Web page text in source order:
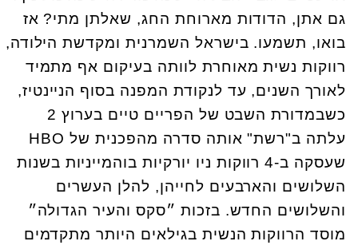
גם אתן, הדודות מארוחת החג, שאלתן מתי? אז
בואו, תשמעו. בישראל השמרנית ומקדשת הילודה,
רווקות נשית מאוחרת לוותה בעיקום אף מתמיד
לאורך השנים, עד לנקודת המפנה בסוף הניינטיז,
כשבמדורת השבט של הפריים טיים בערוץ 2
עלתה ב"רשת" אותה סדרה מהפכנית של HBO
שעסקה ב-4 רווקות ניו יורקיות בוהמייניות בשנות
השלושים והארבעים לחייהן, להלן העשרים
והשלושים החדש. בזכות ״סקס והעיר הגדולה״
מוסד הרווקות הנשית בגילאים היותר מתקדמים